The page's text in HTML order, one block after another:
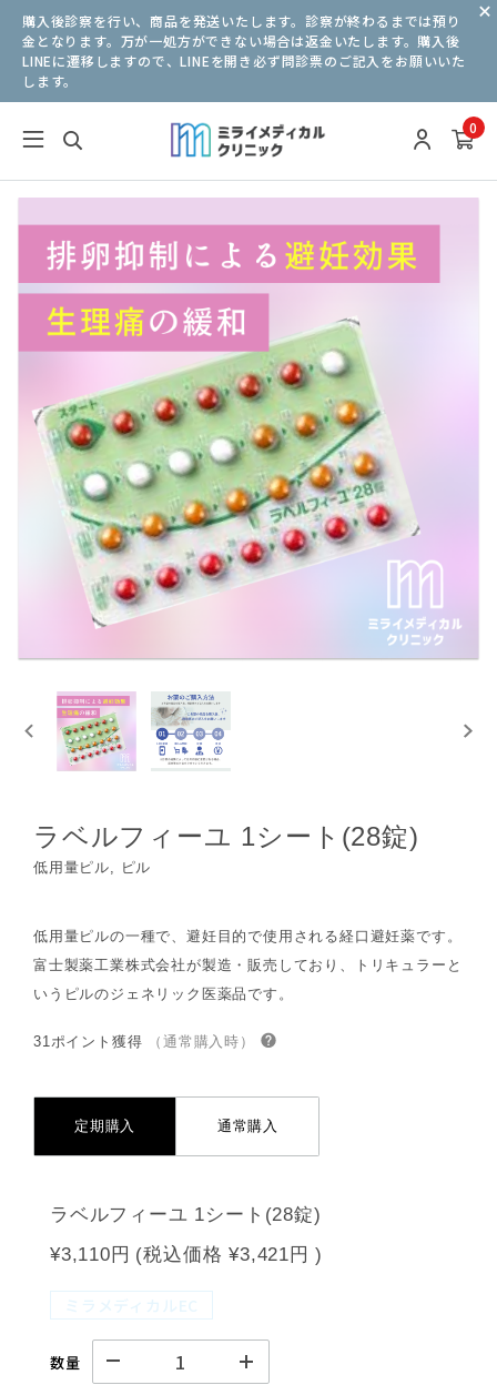
購入後診察を行い、商品を発送いたします。診察が終わるまでは預り
金となります。万が一処方ができない場合は返金いたします。購入後
LINEに遷移しますので、LINEを開き必ず問診票のご記入をお願いいた
します。
0
ラベルフィーユ 1シート(28錠)
低用量ピル, ピル
低用量ピルの一種で、避妊目的で使用される経口避妊薬です。
富士製薬工業株式会社が製造・販売しており、トリキュラーと
いうピルのジェネリック医薬品です。
31ポイント獲得 （通常購入時）
定期購入 通常購入
ラベルフィーユ 1シート(28錠)
¥3,110円 (税込価格¥3,421円 )
ミラメディカルEC
数量